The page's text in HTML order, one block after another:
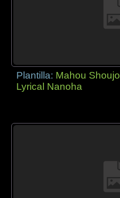
Plantilla: Mahou Shoujo
Lyrical Nanoha